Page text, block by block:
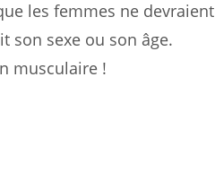
les femmes ne devraient
son sexe ou son âge.
musculaire !